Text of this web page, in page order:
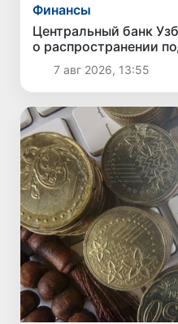
Финансы
Центральный банк
о распространении
несуществующего
7 авг 2026, 13:55